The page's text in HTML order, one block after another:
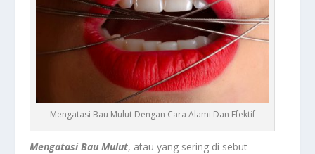
Mengatasi Bau Mulut Dengan Cara Alami Dan Efektif
Mengatasi Bau Mulut, atau yang sering di sebut